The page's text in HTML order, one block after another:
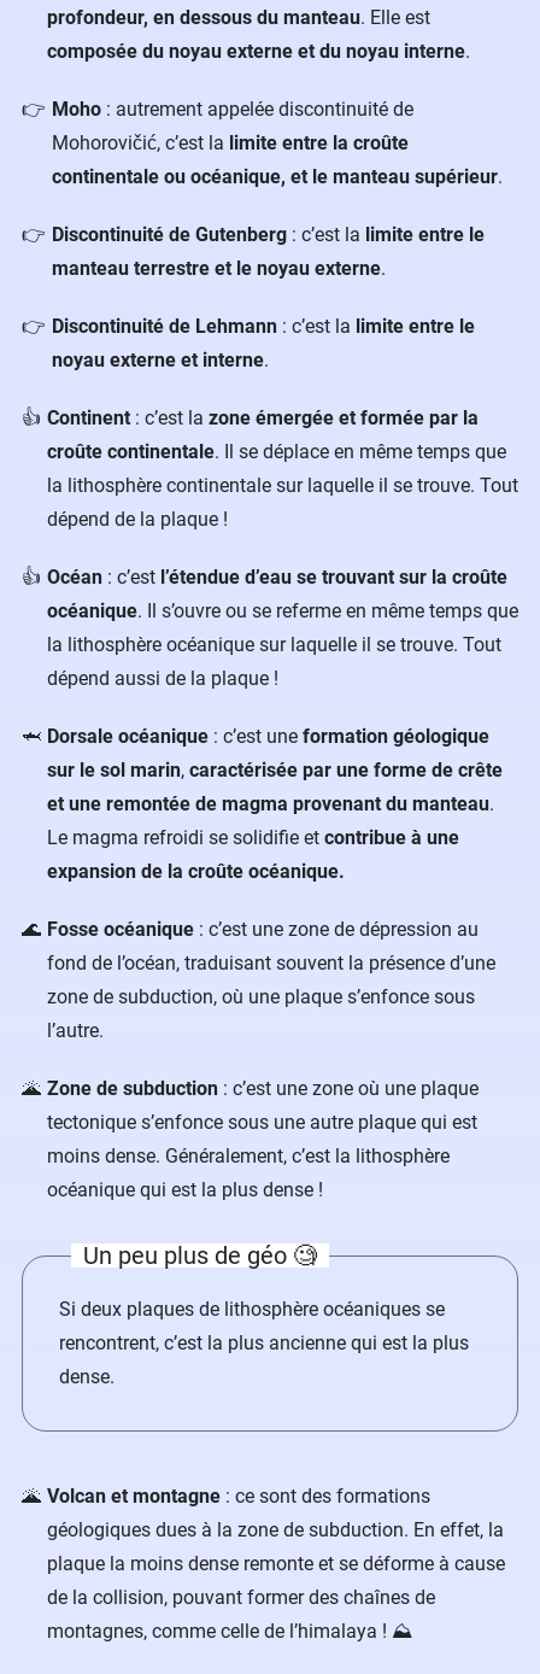
profondeur, en dessous du manteau. Elle est
composée du noyau externe et du noyau interne.
Moho : autrement appelée discontinuité de
Mohorovičić, c’est la limite entre la croûte
continentale ou océanique, et le manteau supérieur.
Discontinuité de Gutenberg : c’est la limite entre le
manteau terrestre et le noyau externe.
Discontinuité de Lehmann : c’est la limite entre le
noyau externe et interne.
Continent : c’est la zone émergée et formée par la
croûte continentale. Il se déplace en même temps que
la lithosphère continentale sur laquelle il se trouve. Tout
dépend de la plaque !
Océan : c’est l’étendue d’eau se trouvant sur la croûte
océanique. Il s’ouvre ou se referme en même temps que
la lithosphère océanique sur laquelle il se trouve. Tout
dépend aussi de la plaque !
Dorsale océanique : c’est une formation géologique
sur le sol marin, caractérisée par une forme de crête
et une remontée de magma provenant du manteau.
Le magma refroidi se solidifie et contribue à une
expansion de la croûte océanique.
Fosse océanique : c’est une zone de dépression au
fond de l’océan, traduisant souvent la présence d’une
zone de subduction, où une plaque s’enfonce sous
l’autre.
Zone de subduction : c’est une zone où une plaque
tectonique s’enfonce sous une autre plaque qui est
moins dense. Généralement, c’est la lithosphère
océanique qui est la plus dense !
Un peu plus de géo 🧐
Si deux plaques de lithosphère océaniques se
rencontrent, c’est la plus ancienne qui est la plus
dense.
Volcan et montagne : ce sont des formations
géologiques dues à la zone de subduction. En effet, la
plaque la moins dense remonte et se déforme à cause
de la collision, pouvant former des chaînes de
montagnes, comme celle de l’himalaya ! ⛰️